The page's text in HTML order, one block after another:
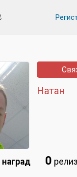
Натан
наград 0